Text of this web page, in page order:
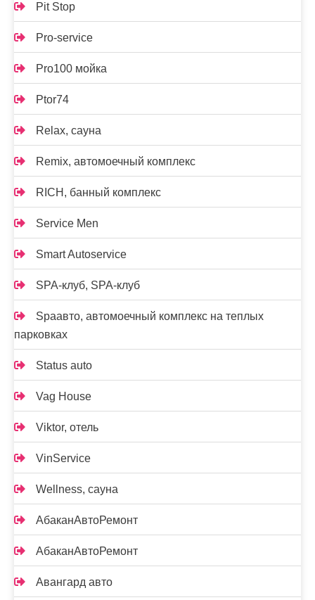
Pit Stop
Pro-service
Pro100 мойка
Ptor74
Relax, сауна
Remix, автомоечный комплекс
RICH, банный комплекс
Service Men
Smart Autoservice
SPA-клуб, SPA-клуб
Spaавто, автомоечный комплекс на теплых
парковках
Status auto
Vag House
Viktor, отель
VinService
Wellness, сауна
АбаканАвтоРемонт
АбаканАвтоРемонт
Авангард авто